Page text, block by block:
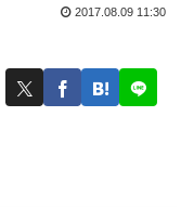
2017.08.09 11:30